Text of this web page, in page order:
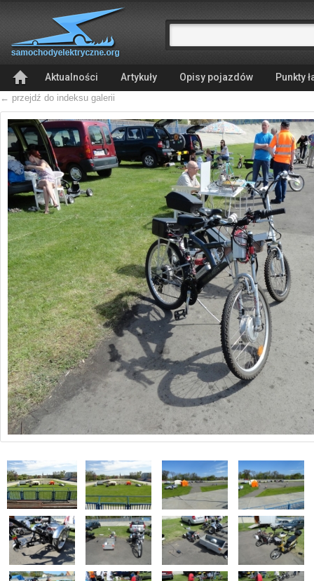
Aktualności Artykuły Opisy pojazdów Punkty
← przejdź do indeksu galerii